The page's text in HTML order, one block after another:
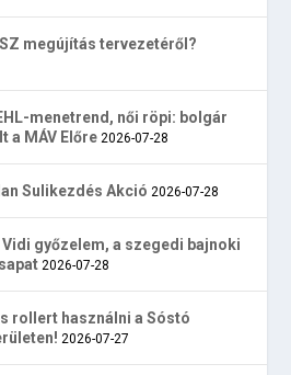
megújítás tervezetéről?
menetrend, női röpi: bolgár
a MÁV Előre 2026-07-28
Sulikezdés Akció 2026-07-28
győzelem, a szegedi bajnoki
2026-07-28
rollert használni a Sóstó
2026-07-27